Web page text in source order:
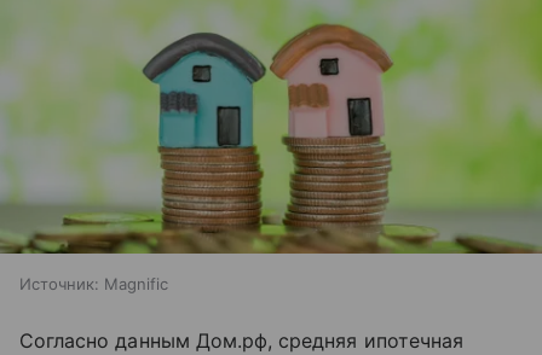
Источник: Magnific
Согласно данным Дом.рф, средняя ипотечная